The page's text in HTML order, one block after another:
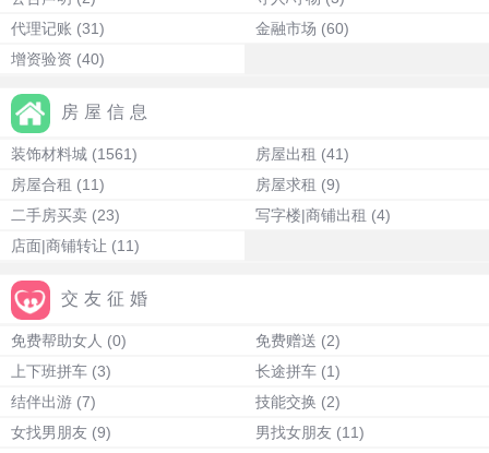
代理记账 (31) 金融市场 (60)
增资验资 (40)
房屋信息
装饰材料城 (1561) 房屋出租 (41)
房屋合租 (11) 房屋求租 (9)
二手房买卖 (23) 写字楼|商铺出租 (4)
店面|商铺转让 (11)
交友征婚
免费帮助女人 (0) 免费赠送 (2)
上下班拼车 (3) 长途拼车 (1)
结伴出游 (7) 技能交换 (2)
女找男朋友 (9) 男找女朋友 (11)